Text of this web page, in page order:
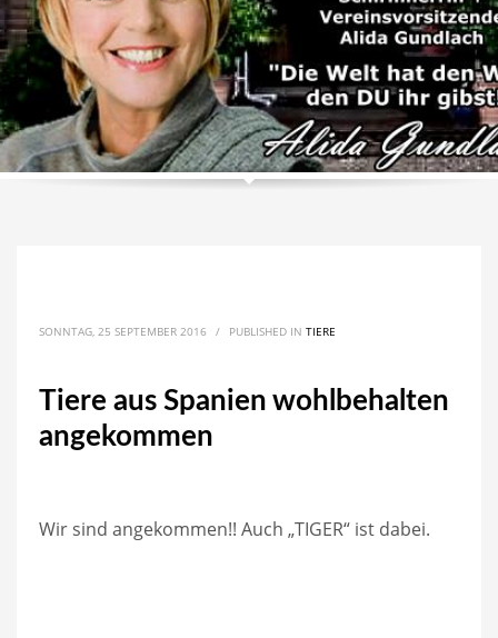
SONNTAG, 25 SEPTEMBER 2016 / PUBLISHED IN TIERE
Tiere aus Spanien wohlbehalten
angekommen
Wir sind angekommen!! Auch „TIGER“ ist dabei.